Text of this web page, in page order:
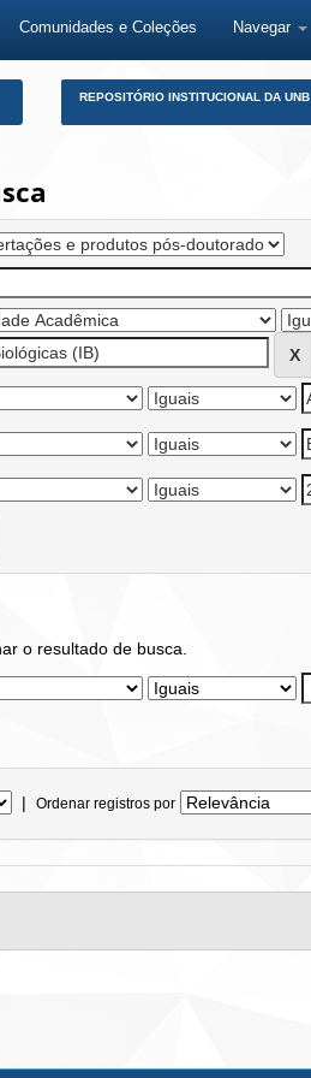
Comunidades e Coleções Navegar
REPOSITÓRIO INSTITUCIONAL DA UNB
o resultado de busca.
| Ordenar registros por